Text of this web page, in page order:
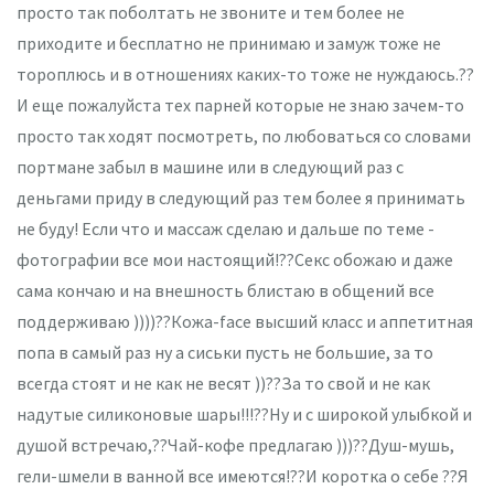
просто так поболтать не звоните и тем более не
приходите и бесплатно не принимаю и замуж тоже не
тороплюсь и в отношениях каких-то тоже не нуждаюсь.??
И еще пожалуйста тех парней которые не знаю зачем-то
просто так ходят посмотреть, по любоваться со словами
портмане забыл в машине или в следующий раз с
деньгами приду в следующий раз тем более я принимать
не буду! Если что и массаж сделаю и дальше по теме -
фотографии все мои настоящий!??Секс обожаю и даже
сама кончаю и на внешность блистаю в общений все
поддерживаю ))))??Кожа-face высший класс и аппетитная
попа в самый раз ну а сиськи пусть не большие, за то
всегда стоят и не как не весят ))??За то свой и не как
надутые силиконовые шары!!!??Ну и с широкой улыбкой и
душой встречаю,??Чай-кофе предлагаю )))??Душ-мушь,
гели-шмели в ванной все имеются!??И коротка о себе ??Я